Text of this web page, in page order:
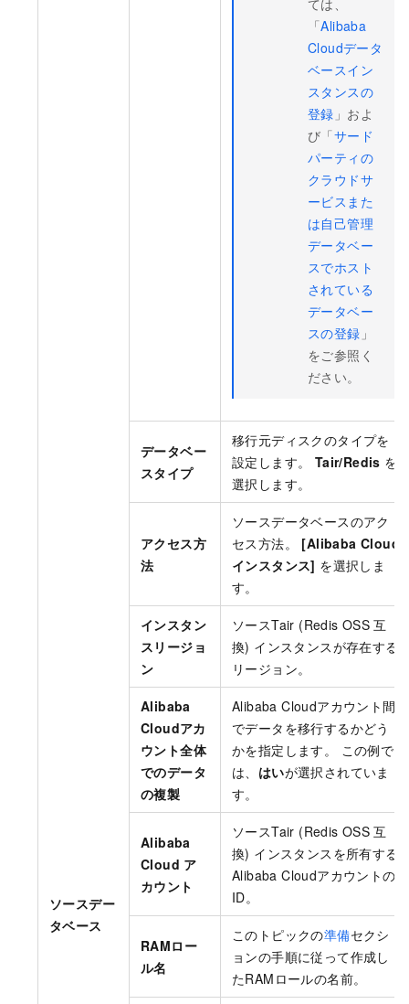
ソースデー
タベース
「Alibaba
Cloudデータ
ベースイン
スタンスの
登録 」およ
び「サード
パーティの
クラウドサ
ービスまた
は自己管理
データベー
スでホスト
されている
データベー
スの登録 」
をご参照く
ださい。
データベー
スタイプ
移行元ディスクのタイプを
設定します。 Tair/Redis を
選択します。
アクセス方
法
ソースデータベースのアク
セス方法。 [Alibaba Cloud
インスタンス] を選択しま
す。
インスタン
スリージョ
ン
ソースTair (Redis OSS 互
換) インスタンスが存在する
リージョン。
Alibaba
Cloudアカ
ウント全体
でのデータ
の複製
Alibaba Cloudアカウント間
でデータを移行するかどう
かを指定します。 この例で
は、 はいが選択されていま
す。
Alibaba
Cloud ア
カウント
ソースTair (Redis OSS 互
換) インスタンスを所有する
Alibaba Cloudアカウントの
ID。
RAMロー
ル名
このトピックの準備セクシ
ョンの手順に従って作成し
たRAMロールの名前。